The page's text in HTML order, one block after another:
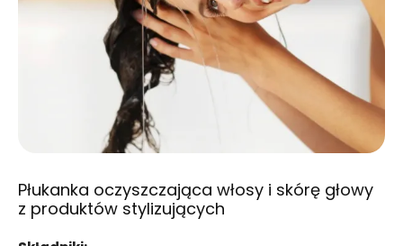
Płukanka oczyszczająca włosy i skórę głowy
z produktów stylizujących